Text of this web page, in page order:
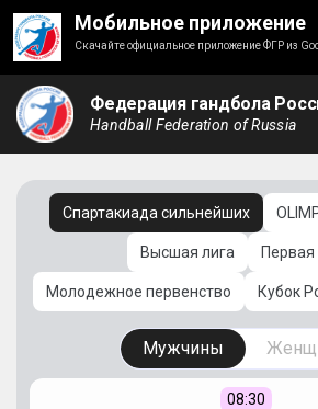
Мобильное приложение
Скачайте официальное приложение ФГР из
Федерация гандбола
Handball Federation of Russia
Спартакиада сильнейших
Высшая лига Первая
Молодежное первенство Кубок
Мужчины
08:30